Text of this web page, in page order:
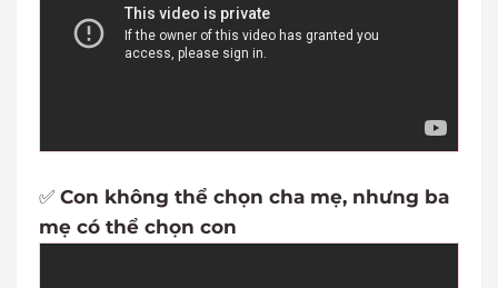
✅ Con không thể chọn cha mẹ, nhưng ba
mẹ có thể chọn con